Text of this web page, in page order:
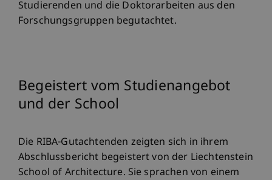
Studierenden und die Doktorarbeiten aus den
Forschungsgruppen begutachtet.
Begeistert vom Studienangebot
und der School
Die RIBA-Gutachtenden zeigten sich in ihrem
Abschlussbericht begeistert von der Liechtenstein
School of Architecture. Sie sprachen von einem